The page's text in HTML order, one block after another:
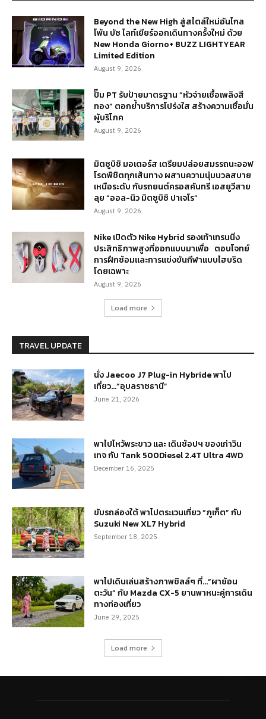
Beyond the New High สู่สไตล์ใหม่อันไกล
โพ้น บัซ ไลท์เยียร์ออกเดินทางครั้งใหม่ ด้วย
New Honda Giorno+ BUZZ LIGHTYEAR
Limited Edition
August 9, 2026
ปั๊ม PT รับป้ายมาตรฐาน “หัวจ่ายเชื้อเพลิงสี
ทอง” ตอกย้ำบริการโปร่งใส สร้างความเชื่อมั่น
ผู้บริโภค
August 9, 2026
มิตซูบิชิ มอเตอร์ส เตรียมปล่อยสมรรถนะออฟ
โรดพิชิตทุกเส้นทาง ผสานความนุ่มนวลสบาย
เหนือระดับ กับรถยนต์ครอสคันทรี เอสยูวีสาย
ลุย “ออล-นิว มิตซูบิชิ ปาเจโร”
August 9, 2026
Nike เปิดตัว Nike Hybrid รองเท้าเทรนนิ่ง
ประสิทธิภาพสูงที่ออกแบบมาเพื่อ ตอบโจทย์
การฝึกซ้อมและการแข่งขันกีฬาแบบไฮบริด
โดยเฉพาะ
August 9, 2026
Load more
TRAVEL UPDATE
นั่ง Jaecoo J7 Plug-in Hybride พาไป
เที่ยว…”อุบลราชธานี”
June 21, 2026
พาไปไหว้พระขาว และ เดินช้อปฯ ของเก่าวิน
เทจ กับ Tank 500Diesel 2.4T Ultra 4WD
December 16, 2025
ขับรถล่องใต้ พาไปตระเวนเที่ยว “ภูเก็ต” กับ
Suzuki New XL7 Hybrid
September 18, 2025
พาไปเดินเล่นสร้างภาพชิลล์ๆ ที่…“ผาย้อน
ตะวัน” กับ Mazda CX-5 ยานพาหนะคู่การเดิน
ทางท่องเที่ยว
June 29, 2025
Load more